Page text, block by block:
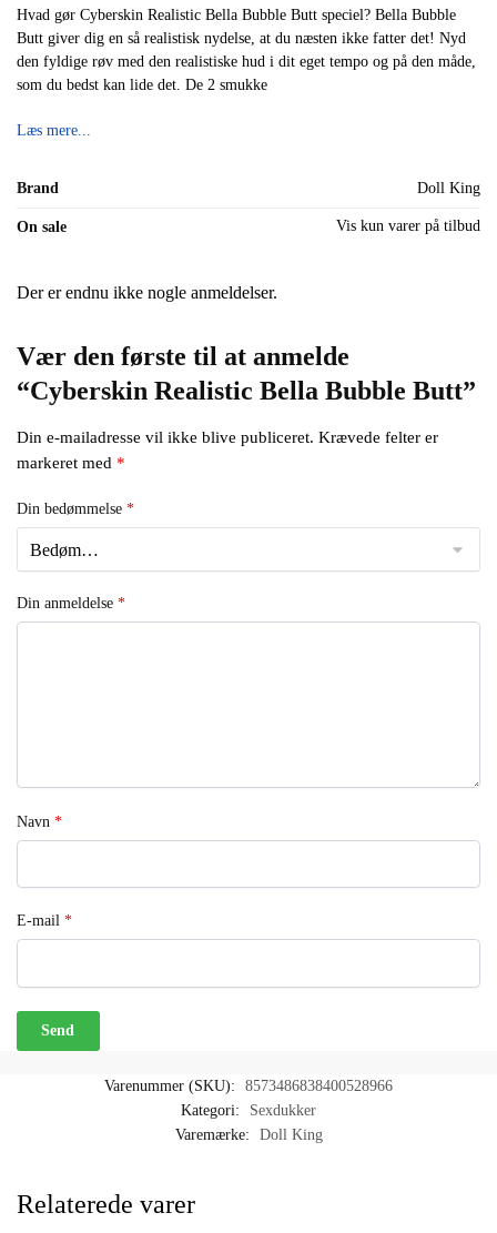
Hvad gør Cyberskin Realistic Bella Bubble Butt speciel? Bella Bubble
Butt giver dig en så realistisk nydelse, at du næsten ikke fatter det! Nyd
den fyldige røv med den realistiske hud i dit eget tempo og på den måde,
som du bedst kan lide det. De 2 smukke
Læs mere...
Brand Doll King
On sale Vis kun varer på tilbud
Der er endnu ikke nogle anmeldelser.
Vær den første til at anmelde
“Cyberskin Realistic Bella Bubble Butt”
Din e-mailadresse vil ikke blive publiceret. Krævede felter er
markeret med *
Din bedømmelse *
Din anmeldelse *
Navn *
E-mail *
Varenummer (SKU):
8573486838400528966
Kategori:
Sexdukker
Varemærke:
Doll King
Relaterede varer